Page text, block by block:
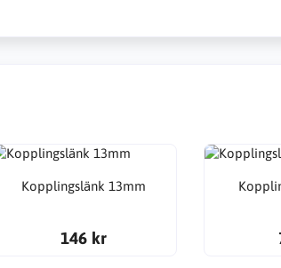
Kopplingslänk 13mm
146 kr